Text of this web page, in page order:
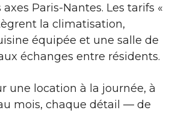
axes Paris-Nantes. Les tarifs «
la climatisation,
équipée et une salle de
échanges entre résidents.
une location à la journée, à
mois, chaque détail — de